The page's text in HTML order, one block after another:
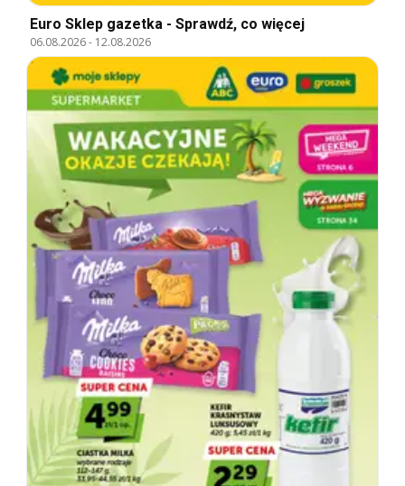
Euro Sklep gazetka - Sprawdź, co więcej
06.08.2026- 12.08.2026